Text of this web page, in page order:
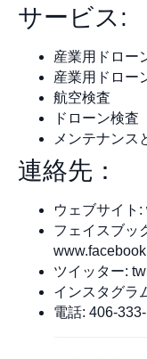
サービス:
産業用ドロー
産業用ドロー
航空検査
ドローン検査
メンテナンス
連絡先：
ウェブサイト
フェイスブッ
ツイッター:
インスタグラ
電話: 406-